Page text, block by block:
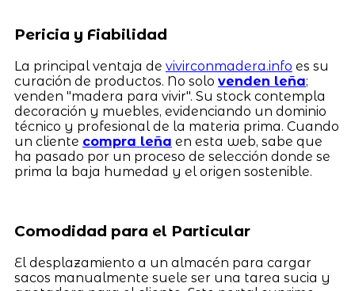
Pericia y Fiabilidad
La principal ventaja de vivirconmadera.info es su
curación de productos. No solo venden leña;
venden "madera para vivir". Su stock contempla
decoración y muebles, evidenciando un dominio
técnico y profesional de la materia prima. Cuando
un cliente compra leña en esta web, sabe que
ha pasado por un proceso de selección donde se
prima la baja humedad y el origen sostenible.
Comodidad para el Particular
El desplazamiento a un almacén para cargar
sacos manualmente suele ser una tarea sucia y